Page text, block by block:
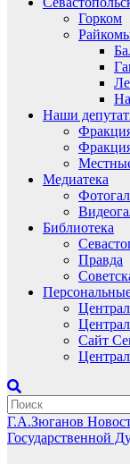
Горком
Наши
Медиатека
Библиотека
Правда
Сайт
Г.А.Зюганов
Государственной